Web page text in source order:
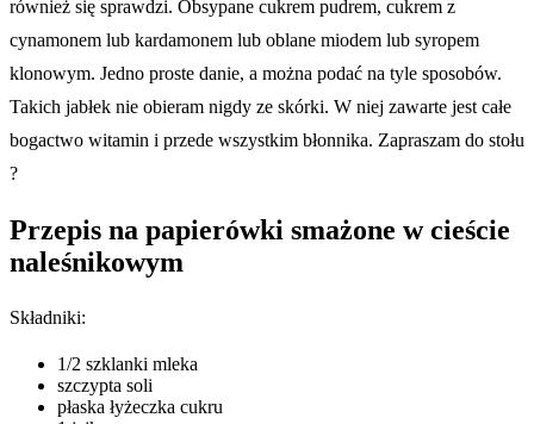
również się sprawdzi. Obsypane cukrem pudrem, cukrem z
cynamonem lub kardamonem lub oblane miodem lub syropem
klonowym. Jedno proste danie, a można podać na tyle sposobów.
Takich jabłek nie obieram nigdy ze skórki. W niej zawarte jest całe
bogactwo witamin i przede wszystkim błonnika. Zapraszam do stołu
?
Przepis na papierówki smażone w cieście
naleśnikowym
Składniki:
1/2 szklanki mleka
szczypta soli
płaska łyżeczka cukru